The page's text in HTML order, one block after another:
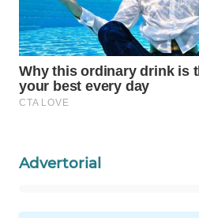
Advertorial
WN
NATUNA
WN
BINTAN